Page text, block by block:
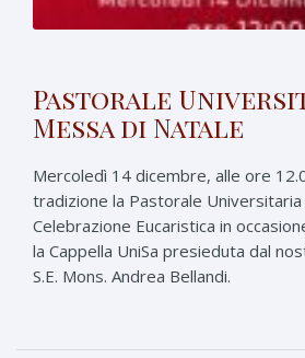
Pastorale
Messa di Natale
Mercoledì 14 dicembre, alle ore
tradizione la Pastorale Universitaria
Celebrazione Eucaristica in
la Cappella UniSa presieduta dal
S.E. Mons. Andrea Bellandi.